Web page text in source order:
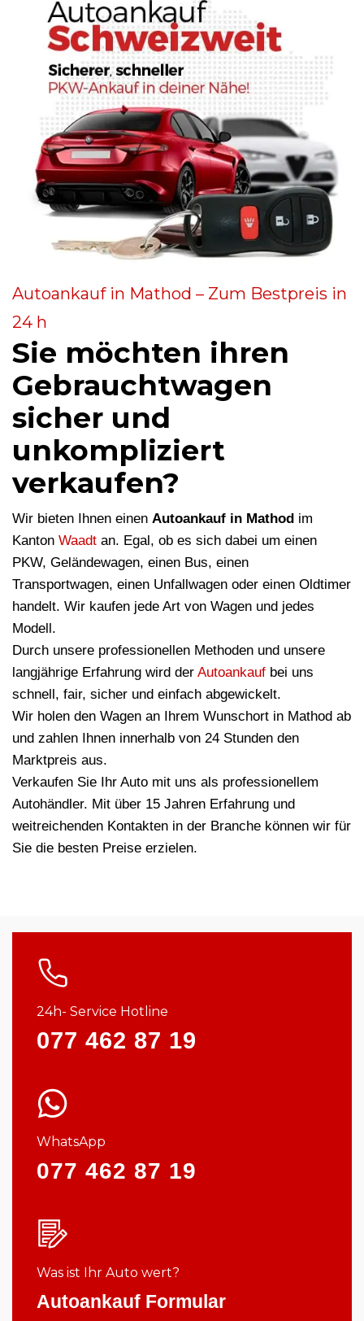
Autoankauf in Mathod – Zum Bestpreis in
24 h
Sie möchten ihren
Gebrauchtwagen
sicher und
unkompliziert
verkaufen?
Wir bieten Ihnen einen Autoankauf in Mathod im
Kanton Waadt an. Egal, ob es sich dabei um einen
PKW, Geländewagen, einen Bus, einen
Transportwagen, einen Unfallwagen oder einen Oldtimer
handelt. Wir kaufen jede Art von Wagen und jedes
Modell.
Durch unsere professionellen Methoden und unsere
langjährige Erfahrung wird der Autoankauf bei uns
schnell, fair, sicher und einfach abgewickelt.
Wir holen den Wagen an Ihrem Wunschort in Mathod ab
und zahlen Ihnen innerhalb von 24 Stunden den
Marktpreis aus.
Verkaufen Sie Ihr Auto mit uns als professionellem
Autohändler. Mit über 15 Jahren Erfahrung und
weitreichenden Kontakten in der Branche können wir für
Sie die besten Preise erzielen.
24h- Service Hotline
077 462 87 19
WhatsApp
077 462 87 19
Was ist Ihr Auto wert?
Autoankauf Formular